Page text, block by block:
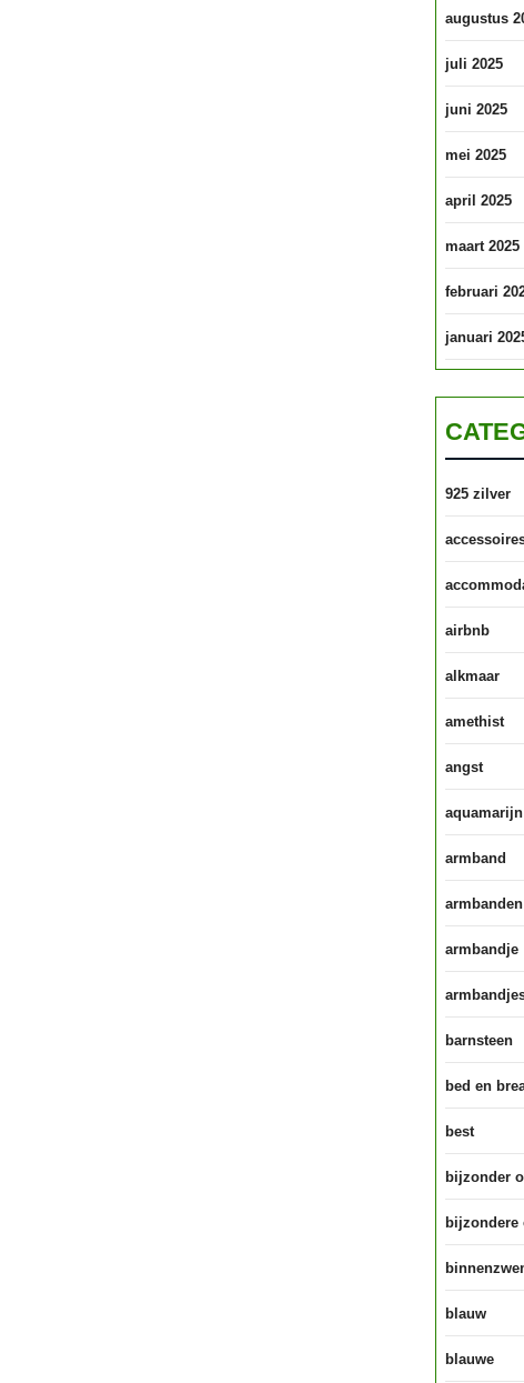
augustus
juli 2025
juni 2025
mei 2025
april 2025
maart 2025
februari
januari
925 zilver
airbnb
alkmaar
amethist
angst
aquamarijn
armband
armbanden
armbandje
barnsteen
bed en
best
bijzonder
bijzondere
blauw
blauwe